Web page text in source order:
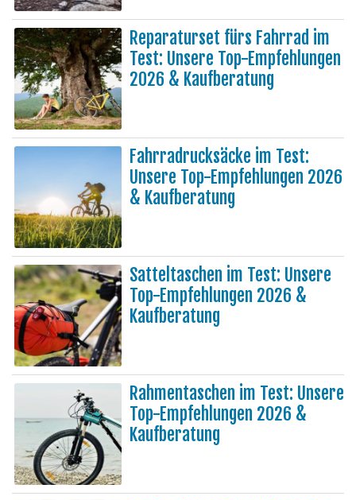
Reparaturset fürs Fahrrad im
Test: Unsere Top-Empfehlungen
2026 & Kaufberatung
Fahrradrucksäcke im Test:
Unsere Top-Empfehlungen 2026
& Kaufberatung
Satteltaschen im Test: Unsere
Top-Empfehlungen 2026 &
Kaufberatung
Rahmentaschen im Test: Unsere
Top-Empfehlungen 2026 &
Kaufberatung